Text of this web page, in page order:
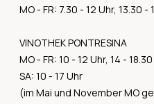
MO - FR: 7.30 - 12 Uhr, 13.30 -
VINOTHEK PONTRESINA
MO - FR: 10 - 12 Uhr, 14 -
SA: 10 - 17 Uhr
(im Mai und November MO